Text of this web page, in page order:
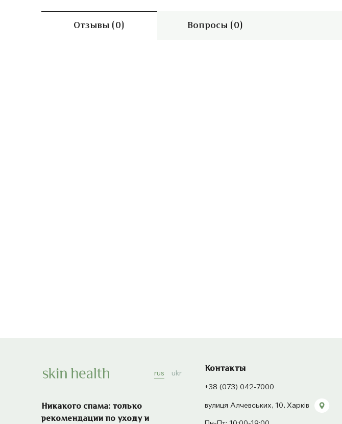
Отзывы (0) Вопросы (0)
rus ukr
Никакого спама: только
рекомендации по уходу и
Контакты
+38 (073) 042-7000
вулиця Алчевських, 10, Харків